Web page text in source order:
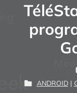
P
ANDROID |